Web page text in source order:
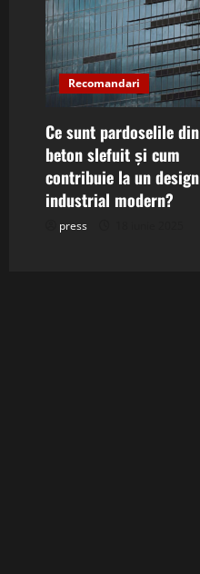
Recomandari
Ce sunt pardoselile din
beton slefuit și cum
contribuie la un design
industrial modern?
press